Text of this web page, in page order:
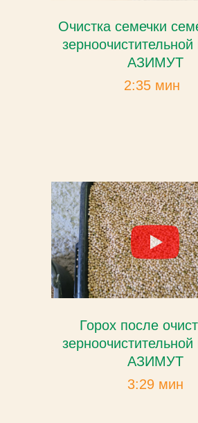
Очистка семечки
АЗИМУТ
2:35 мин
Горох после
АЗИМУТ
3:29 мин